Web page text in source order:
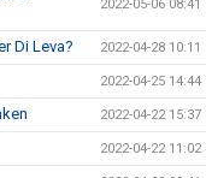
2022-05-06 08:41
Di Leva? 2022-04-28 10:11
2022-04-25 14:44
2022-04-22 15:37
2022-04-22 11:02